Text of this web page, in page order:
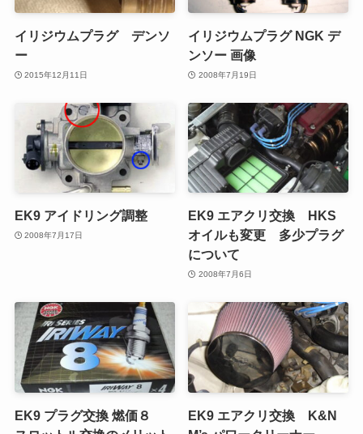
イリジウムプラグ デンソ
ー
2015年12月11日
イリジウムプラグ NGK デ
ンソー 画像
2008年7月19日
EK9 アイドリング調整
2008年7月17日
EK9 エアクリ交換 HKS
オイルも変更 多少プラグ
について
2008年7月6日
EK9 プラグ交換 燃価８
EK9 エアクリ交換 K&N